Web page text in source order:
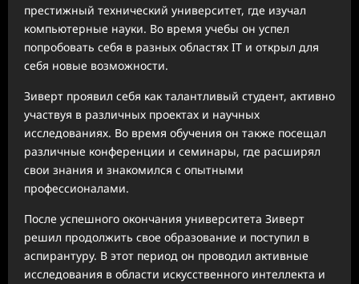
престижный технический университет, где изучал
компьютерные науки. Во время учебы он успел
попробовать себя в разных областях IT и открыл для
себя новые возможности.
Зиверт проявил себя как талантливый студент, активно
участвуя в различных проектах и научных
исследованиях. Во время обучения он также посещал
различные конференции и семинары, где расширял
свои знания и знакомился с опытными
профессионалами.
После успешного окончания университета Зиверт
решил продолжить свое образование и поступил в
аспирантуру. В этот период он проводил активные
исследования в области искусственного интеллекта и